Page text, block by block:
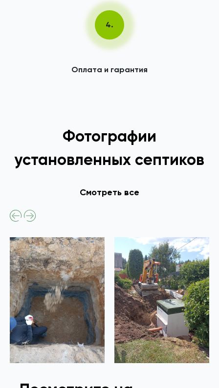
4.
Оплата и гарантия
Фотографии
установленных септиков
Смотреть все